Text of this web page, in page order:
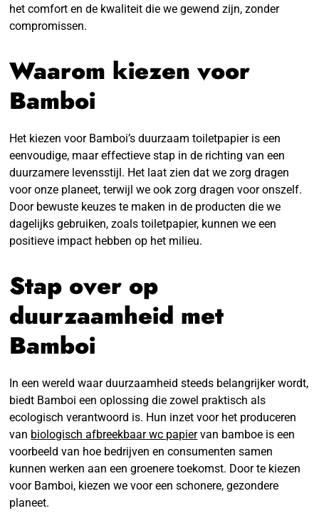
het comfort en de kwaliteit die we gewend zijn, zonder
compromissen.
Waarom kiezen voor
Bamboi
Het kiezen voor Bamboi’s duurzaam toiletpapier is een
eenvoudige, maar effectieve stap in de richting van een
duurzamere levensstijl. Het laat zien dat we zorg dragen
voor onze planeet, terwijl we ook zorg dragen voor onszelf.
Door bewuste keuzes te maken in de producten die we
dagelijks gebruiken, zoals toiletpapier, kunnen we een
positieve impact hebben op het milieu.
Stap over op
duurzaamheid met
Bamboi
In een wereld waar duurzaamheid steeds belangrijker wordt,
biedt Bamboi een oplossing die zowel praktisch als
ecologisch verantwoord is. Hun inzet voor het produceren
van biologisch afbreekbaar wc papiervan bamboe is een
voorbeeld van hoe bedrijven en consumenten samen
kunnen werken aan een groenere toekomst. Door te kiezen
voor Bamboi, kiezen we voor een schonere, gezondere
planeet.